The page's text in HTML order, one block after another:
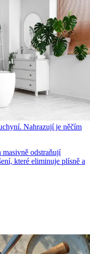
Nahrazují je něčím
masivně odstraňují
které eliminuje plísně a